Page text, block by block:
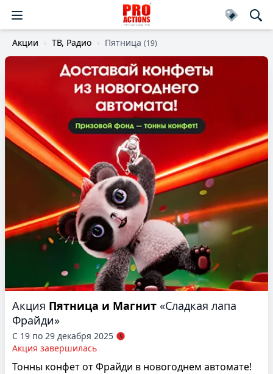
Акции ТВ, Радио Пятница (19)
Акция Пятница и Магнит «Сладкая лапа
Фрайди»
С 19 по 29 декабря 2025
Акция завершилась
Тонны конфет от Фрайди в новогоднем автомате!